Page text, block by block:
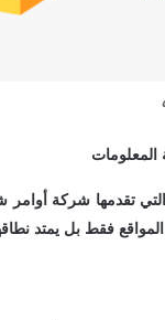
المعلومات
تقدمها شركة
فقط بل يمتد